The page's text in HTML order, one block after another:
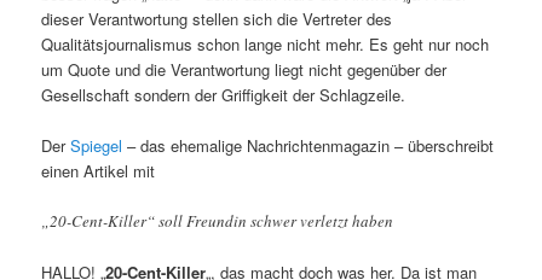
dieser Verantwortung stellen sich die Vertreter des
Qualitätsjournalismus schon lange nicht mehr. Es geht nur noch
um Quote und die Verantwortung liegt nicht gegenüber der
Gesellschaft sondern der Griffigkeit der Schlagzeile.
DerSpiegel – das ehemalige Nachrichtenmagazin – überschreibt
einen Artikel mit
„20-Cent-Killer“ soll Freundin schwer verletzt haben
HALLO! „20-Cent-Killer„, das macht doch was her. Da ist man